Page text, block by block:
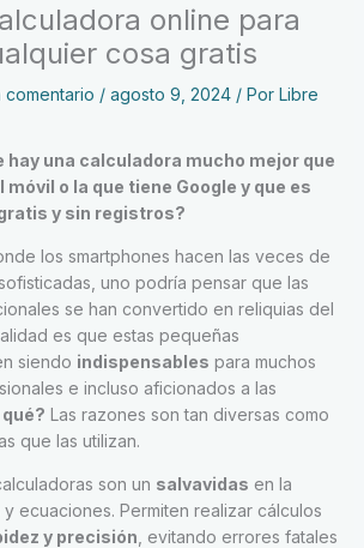
online para
cosa gratis
comentario / agosto 9, 2024 / Por Libre
hay una calculadora mucho mejor que
móvil o la que tiene Google y que es
y sin registros?
los smartphones hacen las veces de
uno podría pensar que las
se han convertido en reliquias del
es que estas pequeñas
siendo indispensables para muchos
e incluso aficionados a las
qué? Las razones son tan diversas como
que las utilizan.
son un salvavidas en la
ecuaciones. Permiten realizar cálculos
y precisión , evitando errores fatales